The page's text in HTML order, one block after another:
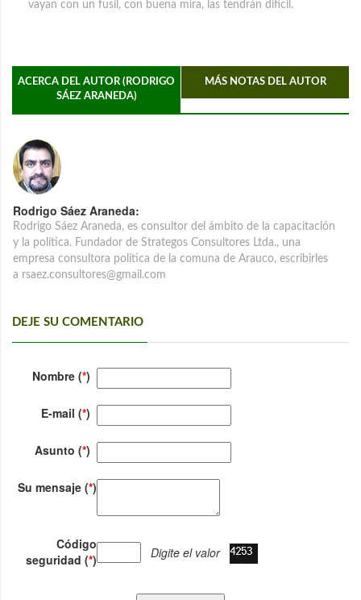
vayan con un fusil, con buena mira, las tendrán difícil.
ACERCA DEL AUTOR (RODRIGO
SÁEZ ARANEDA)
MÁS NOTAS DEL AUTOR
Rodrigo Sáez Araneda:
Rodrigo Sáez Araneda, es consultor del ámbito de la capacitación
y la política. Fundador de Strategos Consultores Ltda., una
empresa consultora política de la comuna de Arauco, escribirles
a rsaez.consultores@gmail.com
DEJE SU COMENTARIO
Nombre (*)
E-mail (*)
Asunto (*)
Su mensaje (*)
Código
seguridad (*) Digite el valor